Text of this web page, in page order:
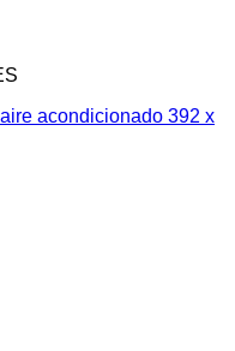
acondicionado 392 x